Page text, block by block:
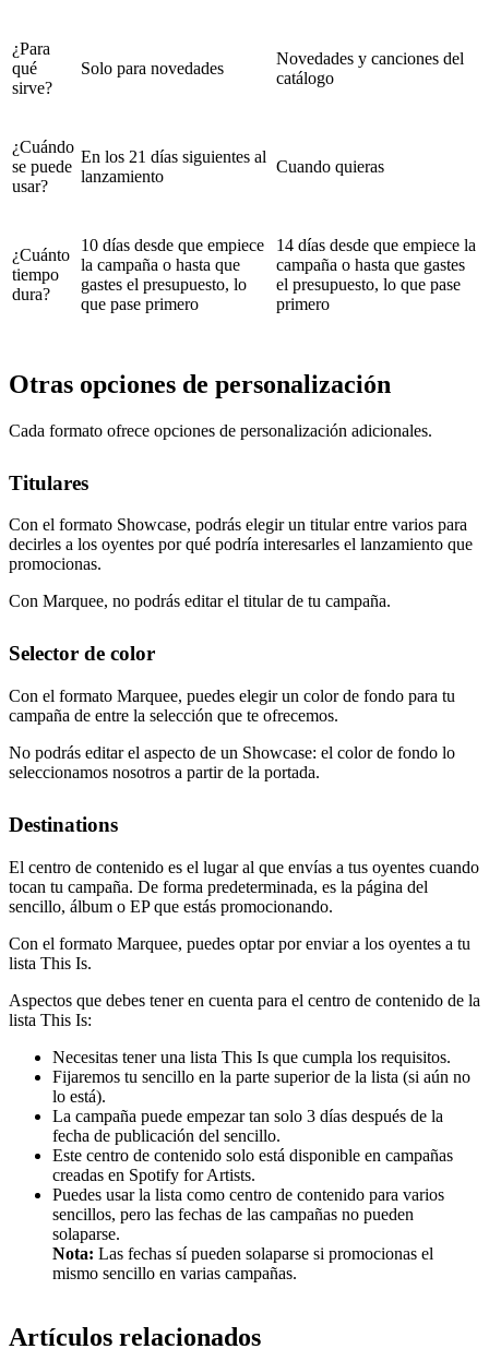
¿Para
qué
sirve?
Solo para novedades
Novedades y canciones del
catálogo
¿Cuándo
se puede
usar?
En los 21 días siguientes al
lanzamiento
Cuando quieras
¿Cuánto
tiempo
dura?
10 días desde que empiece
la campaña o hasta que
gastes el presupuesto, lo
que pase primero
14 días desde que empiece la
campaña o hasta que gastes
el presupuesto, lo que pase
primero
Otras opciones de personalización
Cada formato ofrece opciones de personalización adicionales.
Titulares
Con el formato Showcase, podrás elegir un titular entre varios para
decirles a los oyentes por qué podría interesarles el lanzamiento que
promocionas.
Con Marquee, no podrás editar el titular de tu campaña.
Selector de color
Con el formato Marquee, puedes elegir un color de fondo para tu
campaña de entre la selección que te ofrecemos.
No podrás editar el aspecto de un Showcase: el color de fondo lo
seleccionamos nosotros a partir de la portada.
Destinations
El centro de contenido es el lugar al que envías a tus oyentes cuando
tocan tu campaña. De forma predeterminada, es la página del
sencillo, álbum o EP que estás promocionando.
Con el formato Marquee, puedes optar por enviar a los oyentes a tu
lista This Is.
Aspectos que debes tener en cuenta para el centro de contenido de la
lista This Is:
Necesitas tener una lista This Is que cumpla los requisitos.
Fijaremos tu sencillo en la parte superior de la lista (si aún no
lo está).
La campaña puede empezar tan solo 3 días después de la
fecha de publicación del sencillo.
Este centro de contenido solo está disponible en campañas
creadas en Spotify for Artists.
Puedes usar la lista como centro de contenido para varios
sencillos, pero las fechas de las campañas no pueden
solaparse.
Nota: Las fechas sí pueden solaparse si promocionas el
mismo sencillo en varias campañas.
Artículos relacionados